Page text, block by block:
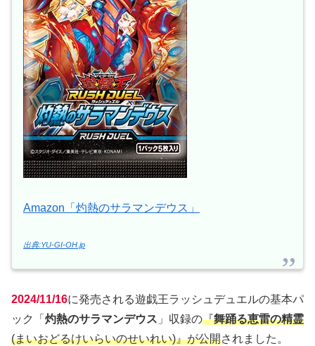
Amazon「灼熱のサラマンデウス」
出典:YU-GI-OH.jp
2024/11/16に発売される遊戯王ラッシュデュエルの基本パ
ック「 灼熱のサラマンデウス 」収録の『舞踊る恵雷の精霊
(まいおどるけいらいのせいれい)』が公開されました。